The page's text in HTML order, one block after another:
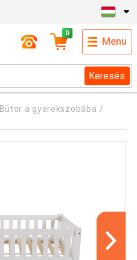
Keresés
0
Menu
Bútor a gyerekszobába